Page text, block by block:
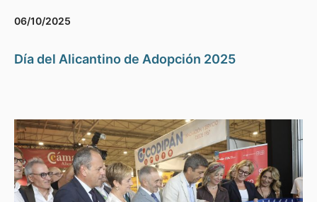
06/10/2025
Día del Alicantino de Adopción 2025